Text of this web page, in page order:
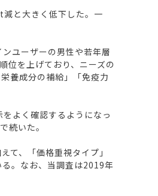
と大きく低下した。一
ユーザーの男性や若年層
位を上げており、ニーズの
養成分の補給」「免疫力
よく確認するようになっ
続いた。
、「価格重視タイプ」
。なお、当調査は2019年